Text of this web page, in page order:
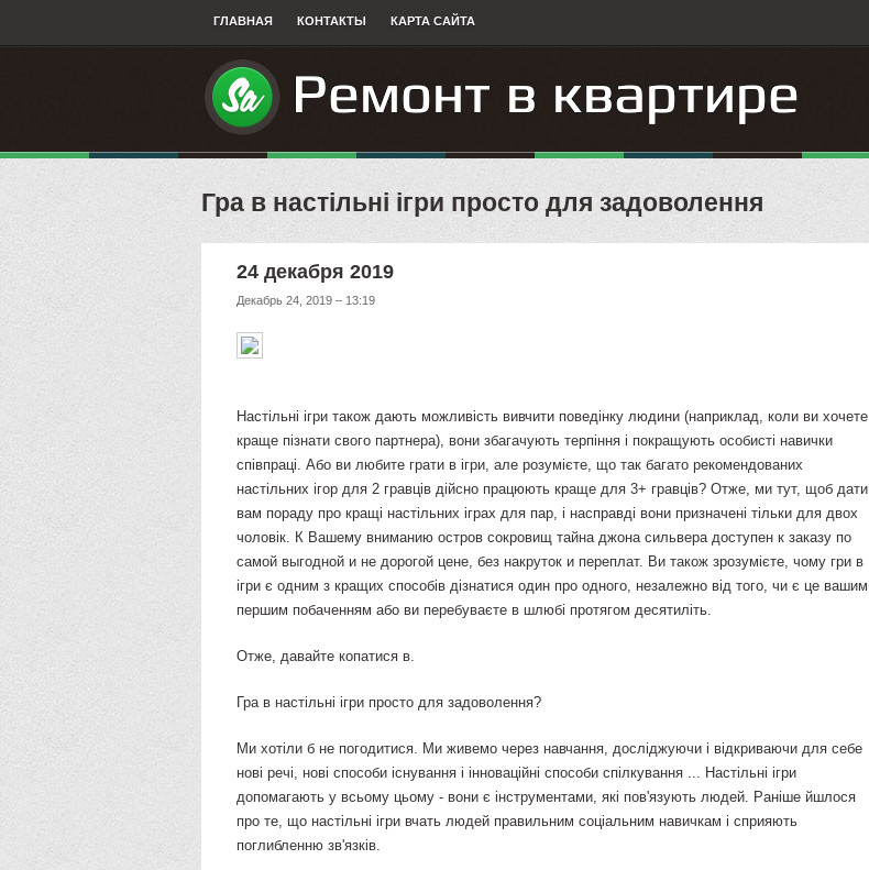
ГЛАВНАЯ КОНТАКТЫ КАРТА САЙТА
Гра в настільні ігри просто для задоволення
24 декабря 2019
Декабрь 24, 2019 – 13:19
Настільні ігри також дають можливість вивчити поведінку людини (наприклад, коли ви хочете
краще пізнати свого партнера), вони збагачують терпіння і покращують особисті навички
співпраці. Або ви любите грати в ігри, але розумієте, що так багато рекомендованих
настільних ігор для 2 гравців дійсно працюють краще для 3+ гравців? Отже, ми тут, щоб дати
вам пораду про кращі настільних іграх для пар, і насправді вони призначені тільки для двох
чоловік. К Вашему вниманию остров сокровищ тайна джона сильвера доступен к заказу по
самой выгодной и не дорогой цене, без накруток и переплат. Ви також зрозумієте, чому гри в
ігри є одним з кращих способів дізнатися один про одного, незалежно від того, чи є це вашим
першим побаченням або ви перебуваєте в шлюбі протягом десятиліть.
Отже, давайте копатися в.
Гра в настільні ігри просто для задоволення?
Ми хотіли б не погодитися. Ми живемо через навчання, досліджуючи і відкриваючи для себе
нові речі, нові способи існування і інноваційні способи спілкування ... Настільні ігри
допомагають у всьому цьому - вони є інструментами, які пов'язують людей. Раніше йшлося
про те, що настільні ігри вчать людей правильним соціальним навичкам і сприяють
поглибленню зв'язків.